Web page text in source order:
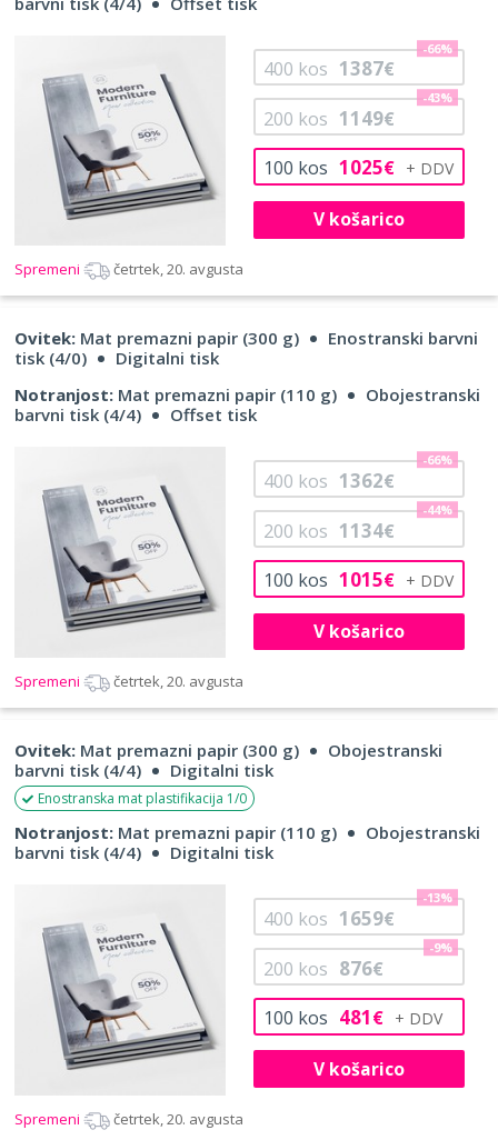
100 kos 1025€
200 kos 1149€
-43%
400 kos 1387€
-66%
V košarico
Spremeni četrtek, 20. avgusta
Ovitek: Mat premazni papir (300 g)
Enostranski barvni
tisk (4/0)
Digitalni tisk
Notranjost: Mat premazni papir (110 g)
Obojestranski
barvni tisk (4/4)
Offset tisk
100 kos 1015€
200 kos 1134€
-44%
400 kos 1362€
-66%
V košarico
Spremeni četrtek, 20. avgusta
Ovitek: Mat premazni papir (300 g)
Obojestranski
barvni tisk (4/4)
Digitalni tisk
Enostranska mat plastifikacija 1/0
Notranjost: Mat premazni papir (110 g)
Obojestranski
barvni tisk (4/4)
Digitalni tisk
100 kos 481€
200 kos 876€
-9%
400 kos 1659€
-13%
V košarico
Spremeni četrtek, 20. avgusta